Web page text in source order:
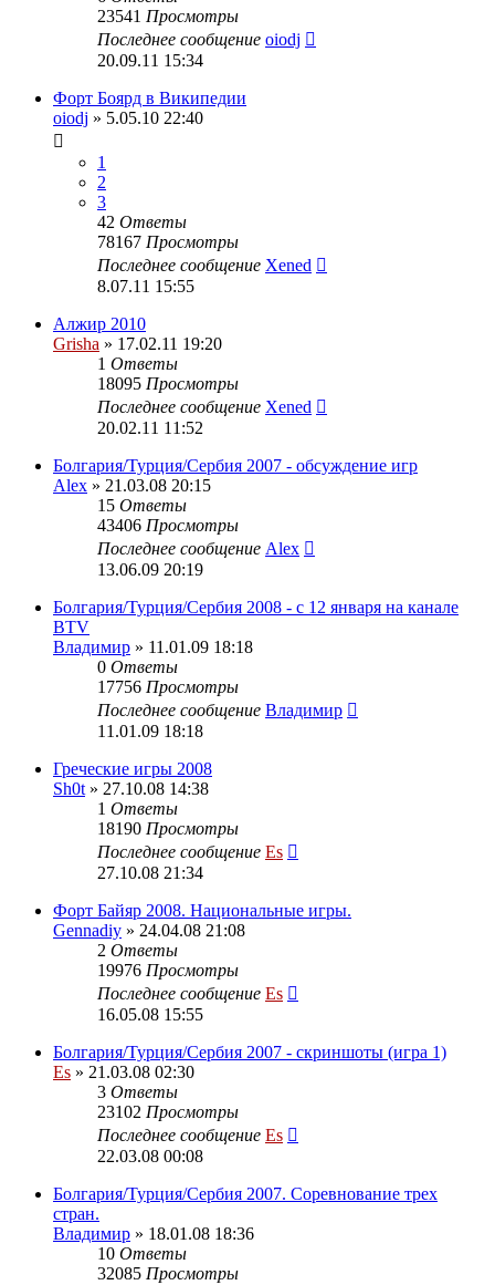
23541 Просмотры
Последнее сообщение oiodj
20.09.11 15:34
Форт Боярд в Википедии
oiodj » 5.05.10 22:40
1
2
3
42 Ответы
78167 Просмотры
Последнее сообщение Xened
8.07.11 15:55
Алжир 2010
Grisha » 17.02.11 19:20
1 Ответы
18095 Просмотры
Последнее сообщение Xened
20.02.11 11:52
Болгария/Турция/Сербия 2007 - обсуждение игр
Alex » 21.03.08 20:15
15 Ответы
43406 Просмотры
Последнее сообщение Alex
13.06.09 20:19
Болгария/Турция/Сербия 2008 - c 12 января на канале
BTV
Владимир » 11.01.09 18:18
0 Ответы
17756 Просмотры
Последнее сообщение Владимир
11.01.09 18:18
Греческие игры 2008
Sh0t » 27.10.08 14:38
1 Ответы
18190 Просмотры
Последнее сообщение Es
27.10.08 21:34
Форт Байяр 2008. Национальные игры.
Gennadiy » 24.04.08 21:08
2 Ответы
19976 Просмотры
Последнее сообщение Es
16.05.08 15:55
Болгария/Турция/Сербия 2007 - скриншоты (игра 1)
Es » 21.03.08 02:30
3 Ответы
23102 Просмотры
Последнее сообщение Es
22.03.08 00:08
Болгария/Турция/Сербия 2007. Соревнование трех
стран.
Владимир » 18.01.08 18:36
10 Ответы
32085 Просмотры